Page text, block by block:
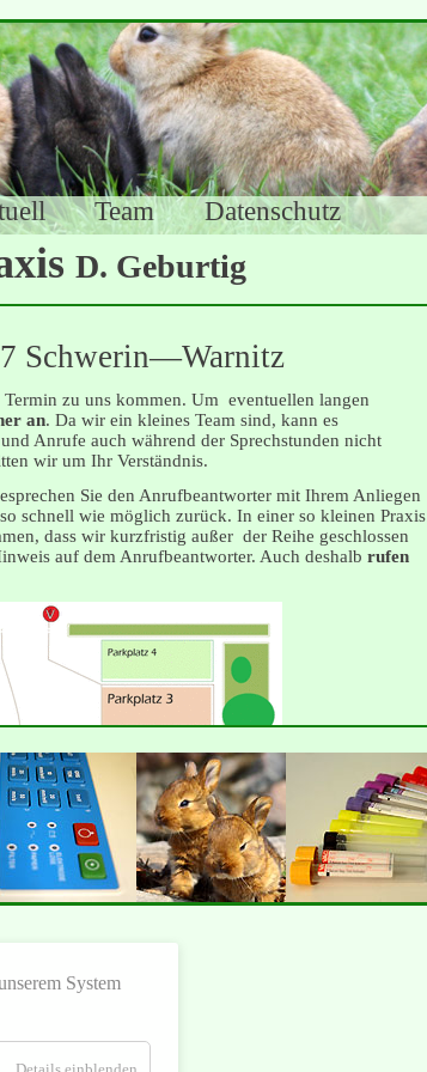
Team Datenschutz
D. Geburtig
Schwerin—Warnitz
zu uns kommen. Um eventuellen langen
an. Da wir ein kleines Team sind, kann es
Anrufe auch während der Sprechstunden nicht
wir um Ihr Verständnis.
Sie den Anrufbeantworter mit Ihrem Anliegen
schnell wie möglich zurück. In einer so kleinen Praxis
dass wir kurzfristig außer der Reihe geschlossen
auf dem Anrufbeantworter. Auch deshalb rufen
System